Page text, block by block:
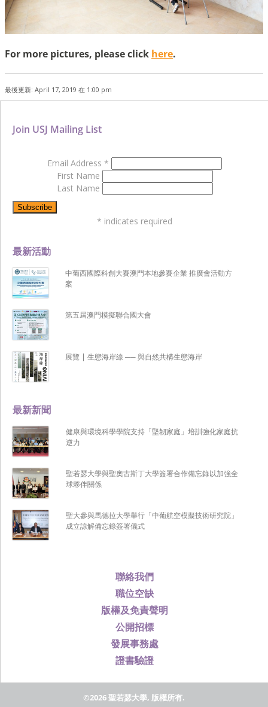
For more pictures, please click here.
最後更新: April 17, 2019 在 1:00 pm
聯絡我們
職位空缺
版權及免責聲明
公開招標
發展事務處
證書驗證
最新新聞
健康與環境科學學院支持「堅韌家庭」培訓強化家庭抗
逆力
聖若瑟大學與聖奧古斯丁大學簽署合作備忘錄以加強全
球夥伴關係
聖大參與馬德拉大學舉行「中葡航空模擬技術研究院」
成立諒解備忘錄簽署儀式
最新活動
中葡西國際科創大賽澳門本地參賽企業 推廣會活動方
案
第五屆澳門模擬聯合國大會
展覽 | 生態海岸線 ── 與自然共構生態海岸
Join USJ Mailing List
Email Address *
First Name
Last Name
* indicates required
©2026 聖若瑟大學, 版權所有.